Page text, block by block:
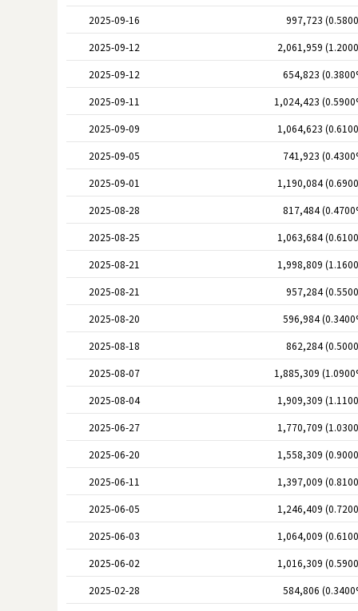
2025-09-16
997,723
2025-09-12
2,061,959
2025-09-12
654,823
2025-09-11
1,024,423
2025-09-09
1,064,623
2025-09-05
741,923
2025-09-01
1,190,084
2025-08-28
817,484
2025-08-25
1,063,684
2025-08-21
1,998,809
2025-08-21
957,284
2025-08-20
596,984
2025-08-18
862,284
2025-08-07
1,885,309
2025-08-04
1,909,309
2025-06-27
1,770,709
2025-06-20
1,558,309
2025-06-11
1,397,009
2025-06-05
1,246,409
2025-06-03
1,064,009
2025-06-02
1,016,309
2025-02-28
584,806